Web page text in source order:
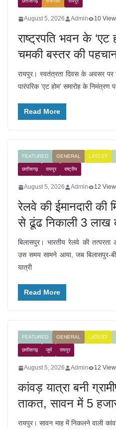
August 5, 2026 Admin 10
राष्ट्रपति भवन के ‘एट
चमकी बस्तर की
रायपुर। स्वतंत्रता दिवस के अवसर पर
पारंपरिक ‘एट होम’ समारोह के निमंत्रण
Read More
FEATURED GENERAL LATEST
छत्तीसगढ़ रायपुर राष्ट्रीय
August 5, 2026 Admin 12
रेलवे की ईमानदारी की
से ढूंढ निकाली 3 लाख
बिलासपुर। भारतीय रेलवे की तत्परता
उस समय सामने आया, जब बिलासपुर-
यात्री
Read More
FEATURED GENERAL LATEST
छत्तीसगढ़ जुर्म रायपुर
August 5, 2026 Admin 12
कांवड़ यात्रा बनी
ताकत, सावन में 5
रायपुर। सावन माह में निकलने वाली